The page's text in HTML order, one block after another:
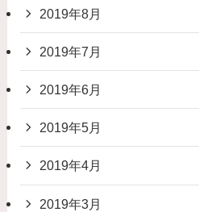
2019年8月
2019年7月
2019年6月
2019年5月
2019年4月
2019年3月